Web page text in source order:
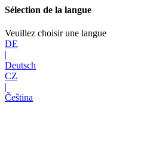
Sélection de la langue
Veuillez choisir une langue
DE
|
Deutsch
CZ
|
Čeština